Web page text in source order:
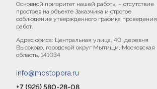
Основной приоритет нашей работы – отсутствие
простоев на объекте Заказчика и строгое
соблюдение утвержденного графика проведения
работ.
Адрес офиса: Центральная улица, 40, деревня
Высоково, городской округ Мытищи, Московская
область, 141034
info@mostopora.ru
+7 (925) 580-28-08